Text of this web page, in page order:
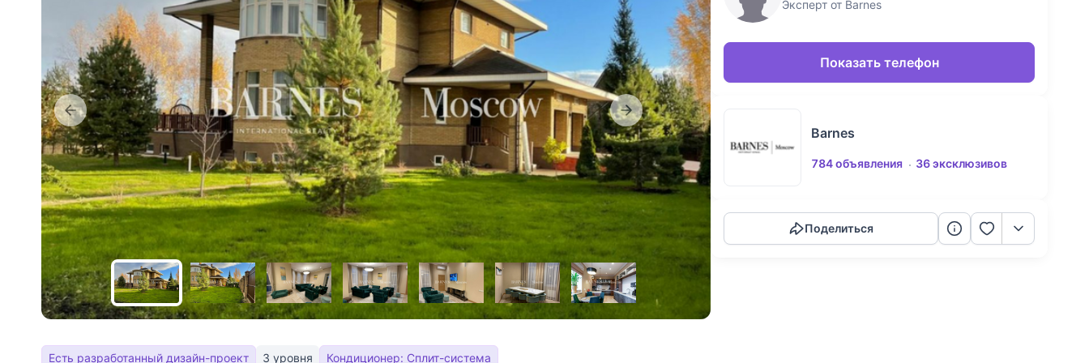
Есть разработанный дизайн-проект 3 уровня Кондиционер: Сплит-система
Эксперт от Barnes
Показать телефон
Barnes
784 объявления 36 эксклюзивов
Поделиться